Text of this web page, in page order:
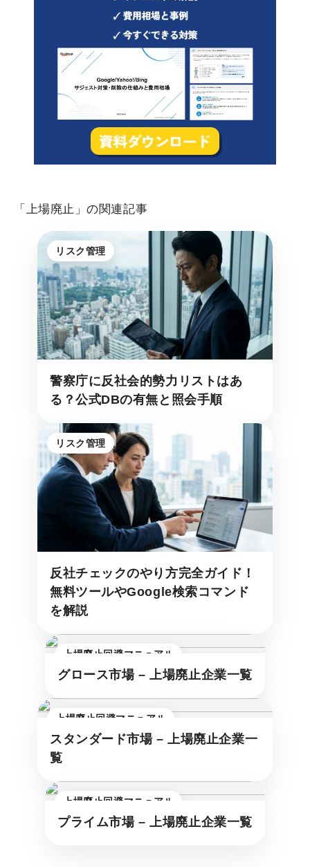
「上場廃止」の関連記事
リスク管理
警察庁に反社会的勢力リストはあ
る？公式DBの有無と照会手順
リスク管理
反社チェックのやり方完全ガイド！
無料ツールやGoogle検索コマンド
を解説
上場廃止回避マニュアル
グロース市場 – 上場廃止企業一覧
上場廃止回避マニュアル
スタンダード市場 – 上場廃止企業一
覧
上場廃止回避マニュアル
プライム市場 – 上場廃止企業一覧